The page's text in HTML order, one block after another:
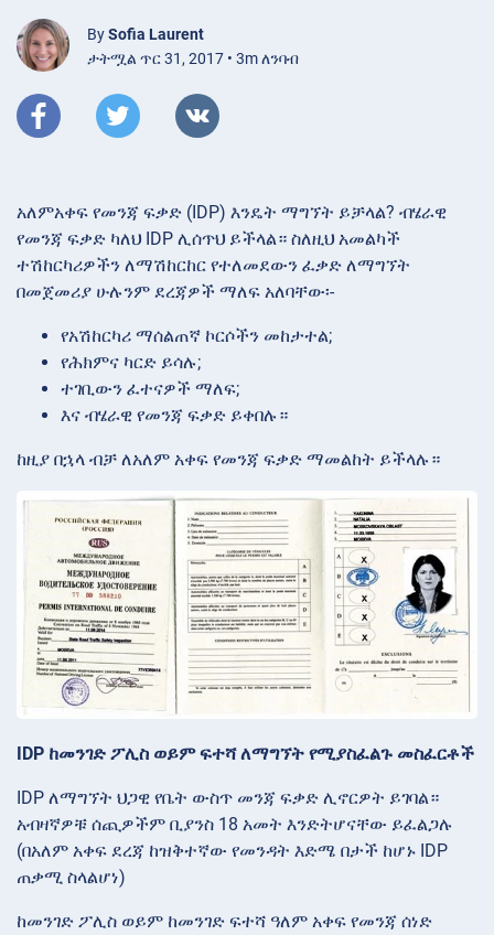
BySofia Laurent
ታትሟል ጥር 31, 2017 • 3m ለንባብ
አለምአቀፍ የመንጃ ፍቃድ (IDP) እንዴት ማግኘት ይቻላል? ብሄራዊ
የመንጃ ፍቃድ ካለህ IDP ሊሰጥህ ይችላል። ስለዚህ አመልካች
ተሽከርካሪዎችን ለማሽከርከር የተለመደውን ፈቃድ ለማግኘት
በመጀመሪያ ሁሉንም ደረጃዎች ማለፍ አለባቸው፡-
የአሽከርካሪ ማሰልጠኛ ኮርሶችን መከታተል;
የሕክምና ካርድ ይሳሉ;
ተገቢውን ፈተናዎች ማለፍ;
እና ብሄራዊ የመንጃ ፍቃድ ይቀበሉ።
ከዚያ በኋላ ብቻ ለአለም አቀፍ የመንጃ ፍቃድ ማመልከት ይችላሉ።
IDP ከመንገድ ፖሊስ ወይም ፍተሻ ለማግኘት የሚያስፈልጉ መስፈርቶች
IDP ለማግኘት ህጋዊ የቤት ውስጥ መንጃ ፍቃድ ሊኖርዎት ይገባል።
አብዛኛዎቹ ሰጪዎችም ቢያንስ 18 አመት እንድትሆናቸው ይፈልጋሉ
(በአለም አቀፍ ደረጃ ከዝቅተኛው የመንዳት እድሜ በታች ከሆኑ IDP
ጠቃሚ ስላልሆነ)
ከመንገድ ፖሊስ ወይም ከመንገድ ፍተሻ ዓለም አቀፍ የመንጃ ሰነድ